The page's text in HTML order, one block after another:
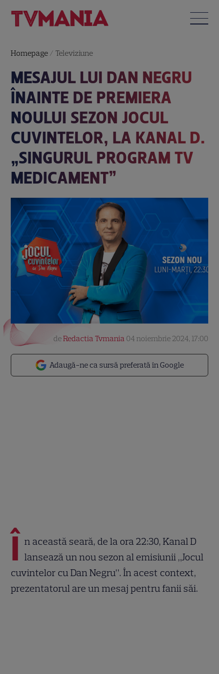
Homepage / Televiziune
MESAJUL LUI DAN NEGRU
ÎNAINTE DE PREMIERA
NOULUI SEZON JOCUL
CUVINTELOR, LA KANAL D.
„SINGURUL PROGRAM TV
MEDICAMENT”
Adaugă-ne ca sursă preferată în Google
deRedactia Tvmania 04 noiembrie 2024, 17:00
Î n această seară, de la ora 22:30, Kanal D
lansează un nou sezon al emisiunii „Jocul
cuvintelor cu Dan Negru”. În acest context,
prezentatorul are un mesaj pentru fanii săi.